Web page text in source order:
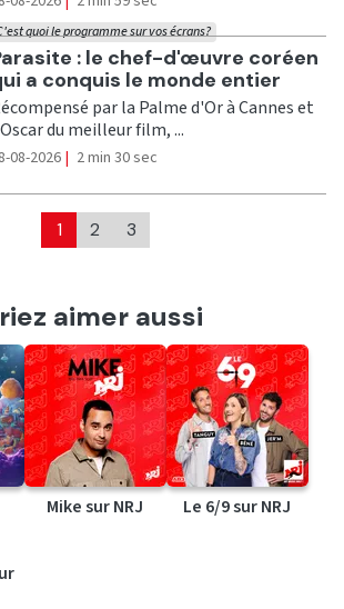
: le chef-d'œuvre coréen
a conquis le monde entier
quoi le programme sur vos écrans?
par la Palme d'Or à Cannes et
du meilleur film, ...
08-2026| 2 min 30 sec
1 2 3
aimer aussi
Mike sur NRJ Le 6/9 sur NRJ